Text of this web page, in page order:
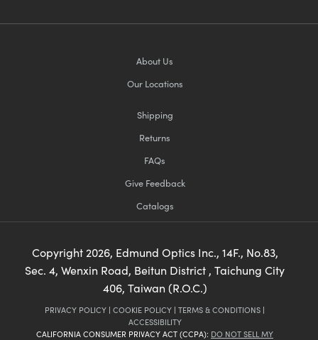
About Us
Our Locations
Shipping
Returns
FAQs
Give Feedback
Catalogs
Copyright 2026, Edmund Optics Inc., 14F., No.83,
Sec. 4, Wenxin Road, Beitun District , Taichung City
406, Taiwan (R.O.C.)
PRIVACY POLICY | COOKIE POLICY | TERMS & CONDITIONS |
ACCESSIBILITY
CALIFORNIA CONSUMER PRIVACY ACT (CCPA): DO NOT SELL MY